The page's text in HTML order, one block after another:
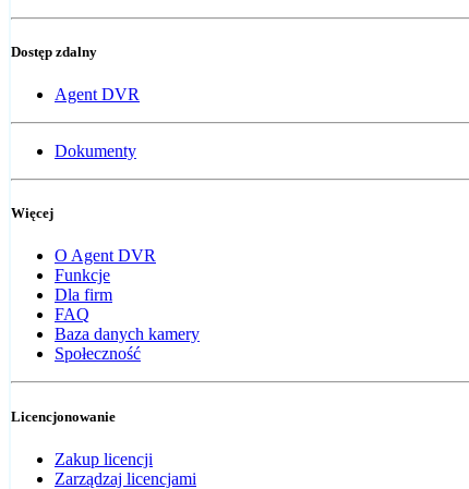
Dostęp zdalny
Agent DVR
Dokumenty
Więcej
O Agent DVR
Funkcje
Dla firm
FAQ
Baza danych kamery
Społeczność
Licencjonowanie
Zakup licencji
Zarządzaj licencjami